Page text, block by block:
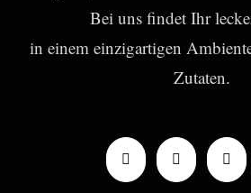
Bei uns findet Ihr
in einem einzigartigen
Zutaten.